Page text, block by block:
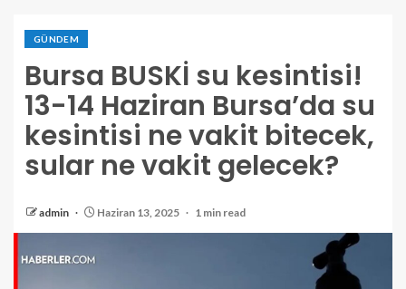
GÜNDEM
Bursa BUSKİ su kesintisi!
13-14 Haziran Bursa’da su
kesintisi ne vakit bitecek,
sular ne vakit gelecek?
admin Haziran 13, 2025 1 min read